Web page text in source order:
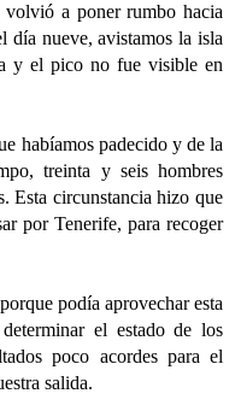
volvió a poner rumbo hacia
día nueve, avistamos la isla
y el pico no fue visible en
padecido y de la
treinta y seis hombres
Esta circunstancia hizo que
por Tenerife, para recoger
podía aprovechar esta
el estado de los
poco acordes para el
salida.